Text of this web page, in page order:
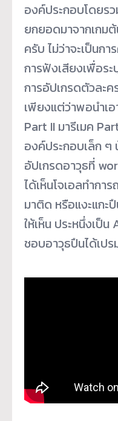
องค์ประกอบโดยร
ยกยอดมาจากเกม
ครับ ไม่ว่าจะเป็นก
การฟังเสียงเพื่อร
การอัปเกรดตัวละ
เพียงแต่ว่าพอนำเ
Part II มารีเมค
องค์ประกอบเล็ก ๆ
อัปเกรดอาวุธที่
ได้เห็นโจเอลทำกา
มาติด หรือแงะแกะ
ให้เห็น ประหนึ่งเป็น
ชอบอาวุธปืนได้เป